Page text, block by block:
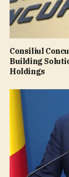
Consiliul
Building
Holdings